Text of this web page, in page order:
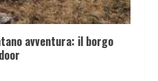
avventura: il borgo